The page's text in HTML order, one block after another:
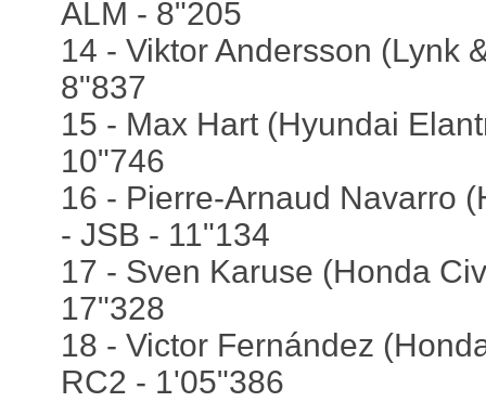
ALM - 8"205
14 - Viktor Andersson (Lynk
8"837
15 - Max Hart (Hyundai
10"746
16 - Pierre-Arnaud Navarro
- JSB - 11"134
17 - Sven Karuse (Honda
17"328
18 - Victor Fernández
RC2 - 1'05"386